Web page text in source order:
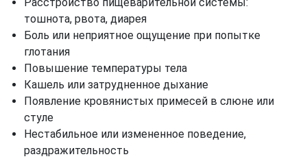
тошнота, рвота, диарея
Боль или неприятное ощущение при попытке
глотания
Повышение температуры тела
Кашель или затрудненное дыхание
Появление кровянистых примесей в слюне или
стуле
Нестабильное или измененное поведение,
раздражительность